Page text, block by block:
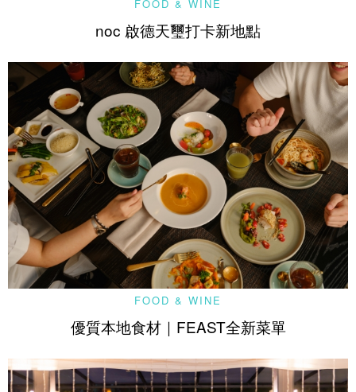
FOOD & WINE
noc 啟德天璽打卡新地點
FOOD & WINE
優質本地食材｜FEAST全新菜單